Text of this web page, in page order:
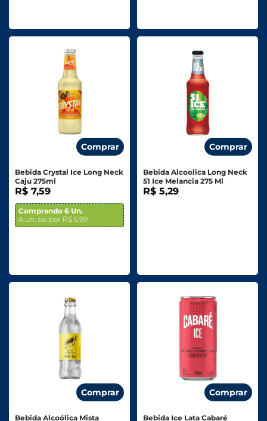
Comprar
Bebida Crystal Ice Long Neck
Caju 275ml
R$ 7,59
Comprando 6 Un.
A un. sai por R$ 6,99
Comprar
Bebida Alcoolica Long Neck
51 Ice Melancia 275 Ml
R$ 5,29
Comprar
Bebida Alcoólica Mista
Comprar
Bebida Ice Lata Cabaré